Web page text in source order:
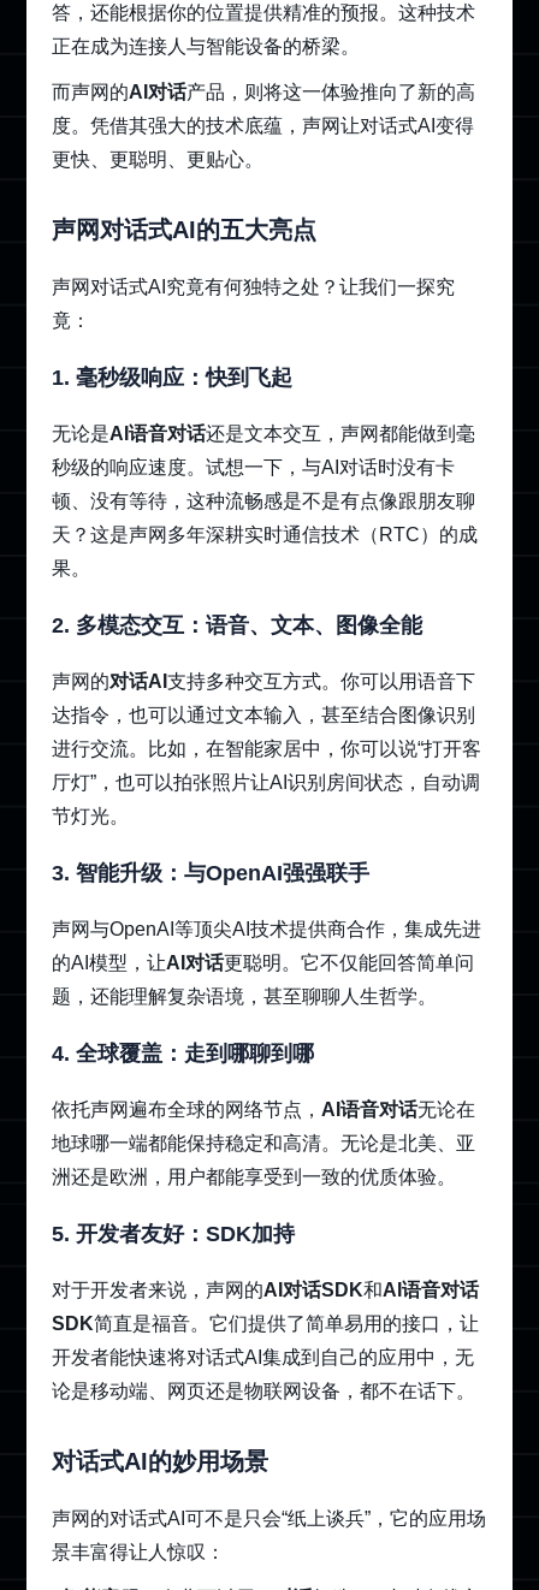
答，还能根据你的位置提供精准的预报。这种技术
正在成为连接人与智能设备的桥梁。
而声网的AI对话产品，则将这一体验推向了新的高
度。凭借其强大的技术底蕴，声网让对话式AI变得
更快、更聪明、更贴心。
声网对话式AI的五大亮点
声网对话式AI究竟有何独特之处？让我们一探究
竟：
1. 毫秒级响应：快到飞起
无论是AI语音对话还是文本交互，声网都能做到毫
秒级的响应速度。试想一下，与AI对话时没有卡
顿、没有等待，这种流畅感是不是有点像跟朋友聊
天？这是声网多年深耕实时通信技术（RTC）的成
果。
2. 多模态交互：语音、文本、图像全能
声网的对话AI 支持多种交互方式。你可以用语音下
达指令，也可以通过文本输入，甚至结合图像识别
进行交流。比如，在智能家居中，你可以说“打开客
厅灯”，也可以拍张照片让AI识别房间状态，自动调
节灯光。
3. 智能升级：与OpenAI强强联手
声网与OpenAI等顶尖AI技术提供商合作，集成先进
的AI模型，让AI对话更聪明。它不仅能回答简单问
题，还能理解复杂语境，甚至聊聊人生哲学。
4. 全球覆盖：走到哪聊到哪
依托声网遍布全球的网络节点， AI语音对话无论在
地球哪一端都能保持稳定和高清。无论是北美、亚
洲还是欧洲，用户都能享受到一致的优质体验。
5. 开发者友好：SDK加持
对于开发者来说，声网的AI对话SDK和AI语音对话
SDK简直是福音。它们提供了简单易用的接口，让
开发者能快速将对话式AI集成到自己的应用中，无
论是移动端、网页还是物联网设备，都不在话下。
对话式AI的妙用场景
声网的对话式AI可不是只会“纸上谈兵”，它的应用场
景丰富得让人惊叹：